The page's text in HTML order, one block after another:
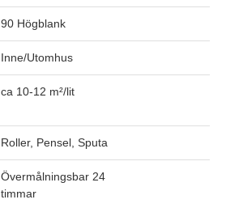
90 Högblank
Inne/Utomhus
ca 10-12 m²/lit
Roller, Pensel, Sputa
Övermålningsbar 24
timmar